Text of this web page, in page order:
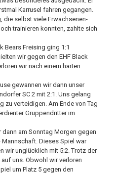
Karrusel fahren gegangen.
die selbst viele Erwachsenen-
trainieren konnten, zahlte sich
Bears Freising ging 1:1
wir gegen den EHF Black
wir nach einem harten
gewannen wir dann unser
SC 2 mit 2:1. Uns gelang
zu verteidigen. Am Ende von Tag
Gruppendritter im
am Sonntag Morgen gegen
Mannschaft. Dieses Spiel war
wir unglücklich mit 5:2. Trotz der
uns. Obwohl wir verloren
um Platz 5 gegen den